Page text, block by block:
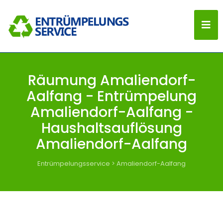
Räumung Amaliendorf-
Aalfang - Entrümpelung
Amaliendorf-Aalfang -
Haushaltsauflösung
Amaliendorf-Aalfang
Entrümpelungsservice > Amaliendorf-Aalfang